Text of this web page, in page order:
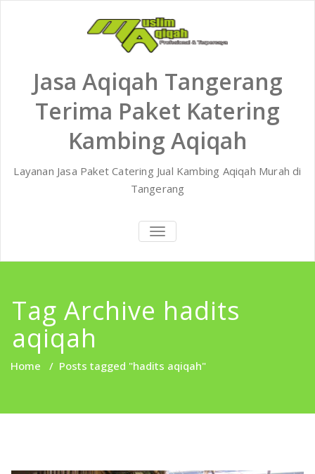
Jasa Aqiqah Tangerang
Terima Paket Katering
Kambing Aqiqah
Layanan Jasa Paket Catering Jual Kambing Aqiqah Murah di
Tangerang
TOGGLE
NAVIGATION
Tag Archive hadits
aqiqah
Home / Posts tagged "hadits aqiqah"